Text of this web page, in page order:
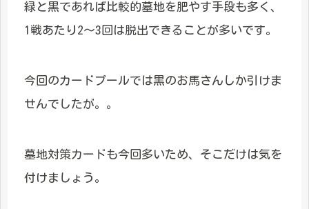
緑と黒であれば比較的墓地を肥やす手段も多く、
1戦あたり2～3回は脱出できることが多いです。
今回のカードプールでは黒のお馬さんしか引けま
せんでしたが。。
墓地対策カードも今回多いため、そこだけは気を
付けましょう。